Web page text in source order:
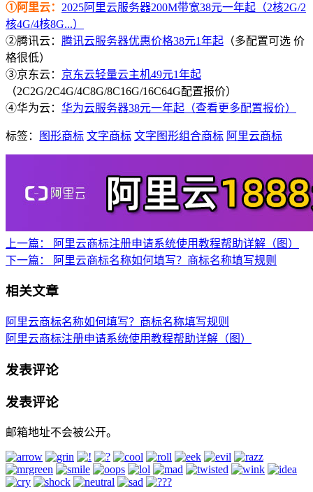
①阿里云： 2025阿里云服务器200M带宽38元一年起（2核2G/2
核4G/4核8G...）
②腾讯云： 腾讯云服务器优惠价格38元1年起 （多配置可选 价
格很低）
③京东云： 京东云轻量云主机49元1年起
（2C2G/2C4G/4C8G/8C16G/16C64G配置报价）
④华为云： 华为云服务器38元一年起（查看更多配置报价）
标签： 图形商标 文字商标 文字图形组合商标 阿里云商标
上一篇：
阿里云商标注册申请系统使用教程帮助详解（图）
下一篇：
阿里云商标名称如何填写？商标名称填写规则
相关文章
阿里云商标名称如何填写？商标名称填写规则
阿里云商标注册申请系统使用教程帮助详解（图）
发表评论
发表评论
邮箱地址不会被公开。